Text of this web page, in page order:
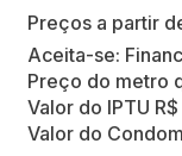
Aceita-se:
Preço do metro
Valor do IPTU R$
Valor do